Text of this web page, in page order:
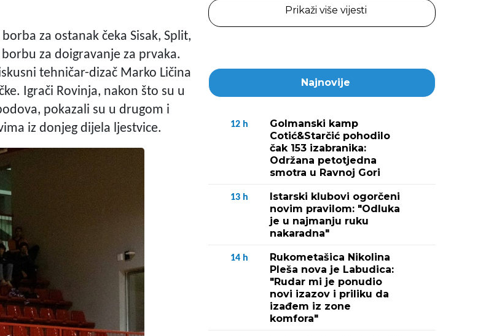
za ostanak čeka Sisak, Split,
za doigravanje za prvaka.
tehničar-dizač Marko Ličina
Igrači Rovinja, nakon što su u
pokazali su u drugom i
iz donjeg dijela ljestvice.
Prikaži više vijesti
Najnovije
12 h
Golmanski kamp
Cotić&Starčić pohodilo
čak 153 izabranika:
Održana petotjedna
smotra u Ravnoj Gori
13 h
Istarski klubovi ogorčeni
novim pravilom: "Odluka
je u najmanju ruku
nakaradna"
14 h
Rukometašica Nikolina
Pleša nova je Labudica:
"Rudar mi je ponudio
novi izazov i priliku da
izađem iz zone
komfora"